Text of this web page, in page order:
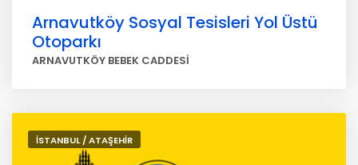
Arnavutköy Sosyal Tesisleri Yol Üstü
Otoparkı
ARNAVUTKÖY BEBEK CADDESİ
İSTANBUL / ATAŞEHİR